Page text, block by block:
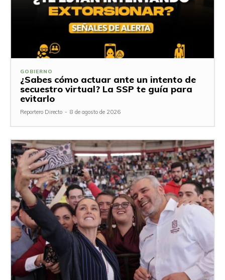
GOBIERNO
¿Sabes cómo actuar ante un intento de
secuestro virtual? La SSP te guía para
evitarlo
Reportero Directo - 8 de agosto de 2026